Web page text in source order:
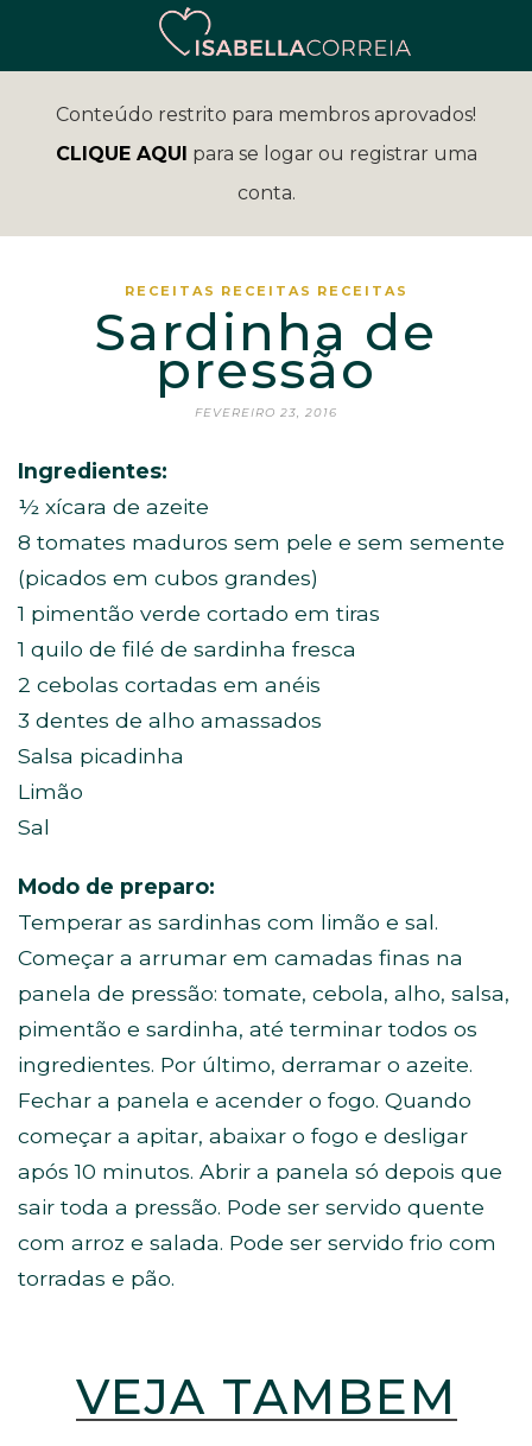
Conteúdo restrito para membros aprovados!
CLIQUE AQUI para se logar ou registrar uma
conta.
RECEITAS RECEITAS RECEITAS
Sardinha de
pressão
FEVEREIRO 23, 2016
Ingredientes:
½ xícara de azeite
8 tomates maduros sem pele e sem semente
(picados em cubos grandes)
1 pimentão verde cortado em tiras
1 quilo de filé de sardinha fresca
2 cebolas cortadas em anéis
3 dentes de alho amassados
Salsa picadinha
Limão
Sal
Modo de preparo:
Temperar as sardinhas com limão e sal.
Começar a arrumar em camadas finas na
panela de pressão: tomate, cebola, alho, salsa,
pimentão e sardinha, até terminar todos os
ingredientes. Por último, derramar o azeite.
Fechar a panela e acender o fogo. Quando
começar a apitar, abaixar o fogo e desligar
após 10 minutos. Abrir a panela só depois que
sair toda a pressão. Pode ser servido quente
com arroz e salada. Pode ser servido frio com
torradas e pão.
VEJA TAMBÉM